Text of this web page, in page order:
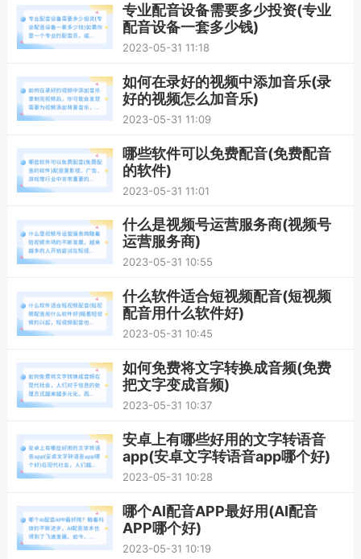
专业配音设备需要多少投资(专业
配音设备一套多少钱)
2023-05-31 11:18
如何在录好的视频中添加音乐(录
好的视频怎么加音乐)
2023-05-31 11:09
哪些软件可以免费配音(免费配音
的软件)
2023-05-31 11:01
什么是视频号运营服务商(视频号
运营服务商)
2023-05-31 10:55
什么软件适合短视频配音(短视频
配音用什么软件好)
2023-05-31 10:45
如何免费将文字转换成音频(免费
把文字变成音频)
2023-05-31 10:37
安卓上有哪些好用的文字转语音
app(安卓文字转语音app哪个好)
2023-05-31 10:28
哪个AI配音APP最好用(AI配音
APP哪个好)
2023-05-31 10:19